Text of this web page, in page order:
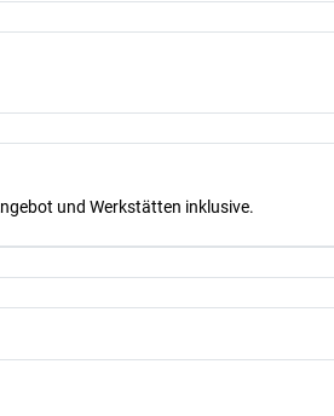
und Werkstätten inklusive.